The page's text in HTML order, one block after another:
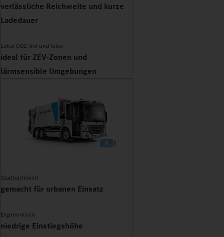
verlässliche Reichweite und kurze
Ladedauer
Lokal CO2-frei und leise
ideal für ZEV-Zonen und
lärmsensible Umgebungen
Stadtoptimiert
gemacht für urbanen Einsatz
Ergonomisch
niedrige Einstiegshöhe